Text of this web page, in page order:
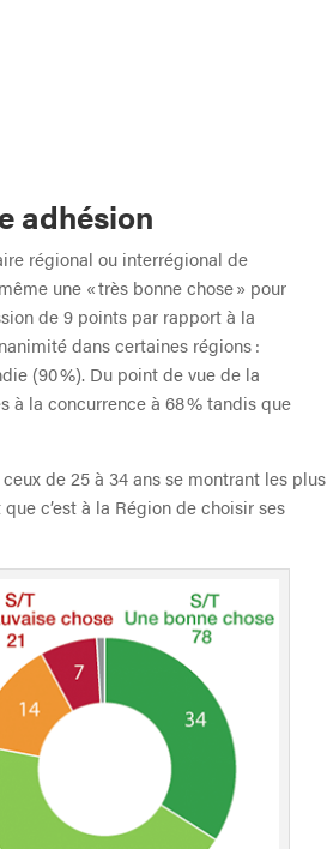
adhésion
régional ou interrégional de
une « très bonne chose » pour
de 9 points par rapport à la
dans certaines régions :
(90 %). Du point de vue de la
à la concurrence à 68 % tandis que
de 25 à 34 ans se montrant les plus
c’est à la Région de choisir ses